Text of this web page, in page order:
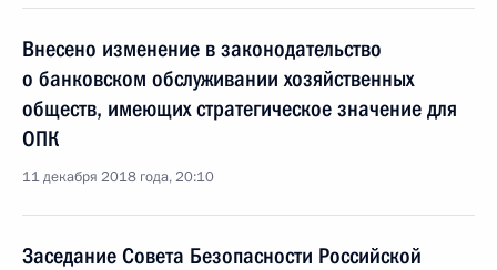
Внесено изменение в законодательство
о банковском обслуживании хозяйственных
обществ, имеющих стратегическое значение для
ОПК
11 декабря 2018 года, 20:10
Заседание Совета Безопасности Российской